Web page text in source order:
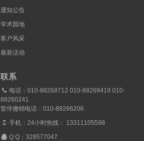
通知公告
学术园地
客户风采
最新活动
联系
电话：010-88268712 010-88269419 010-
88260241
暂停撤销电话：010-88266206
手机：24小时热线： 13311105598
Q Q：329577047